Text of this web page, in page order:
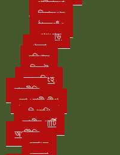
গাইবান্ধা
দিনাজপুর
ঠাকুরগাঁও
পঞ্চগড়
খুলনা
বরিশাল
সিলেট
ময়মনসিংহ
রাজনীতি
আওয়ামী লীগ
বিএনপি
জাতীয় পার্টি
অর্থনীতি
ব্যাংক